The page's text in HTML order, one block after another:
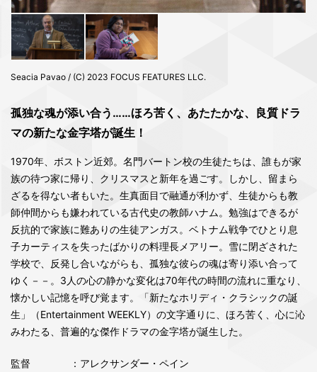
Seacia Pavao / (C) 2023 FOCUS FEATURES LLC.
孤独な魂が添い合う……ほろ苦く、あたたかな、良質ドラ
マの新たな金字塔が誕生！
1970年、ボストン近郊。名門バートン校の生徒たちは、誰もが家
族の待つ家に帰り、クリスマスと新年を過ごす。しかし、留まら
ざるを得ない者もいた。生真面目で融通が利かず、生徒からも教
師仲間からも嫌われている古代史の教師ハナム。勉強はできるが
反抗的で家族に難ありの生徒アンガス。ベトナム戦争でひとり息
子カーティスを失ったばかりの料理長メアリー。雪に閉ざされた
学校で、反発し合いながらも、孤独な彼らの魂は寄り添い合って
ゆく－－。3人の心の静かな変化は70年代の時間の流れに重なり、
懐かしい記憶を呼び覚ます。「新たなホリディ・クラシックの誕
生」（Entertainment WEEKLY）の文字通りに、ほろ苦く、心に沁
みわたる、普遍的な傑作ドラマの金字塔が誕生した。
監督
：アレクサンダー・ペイン